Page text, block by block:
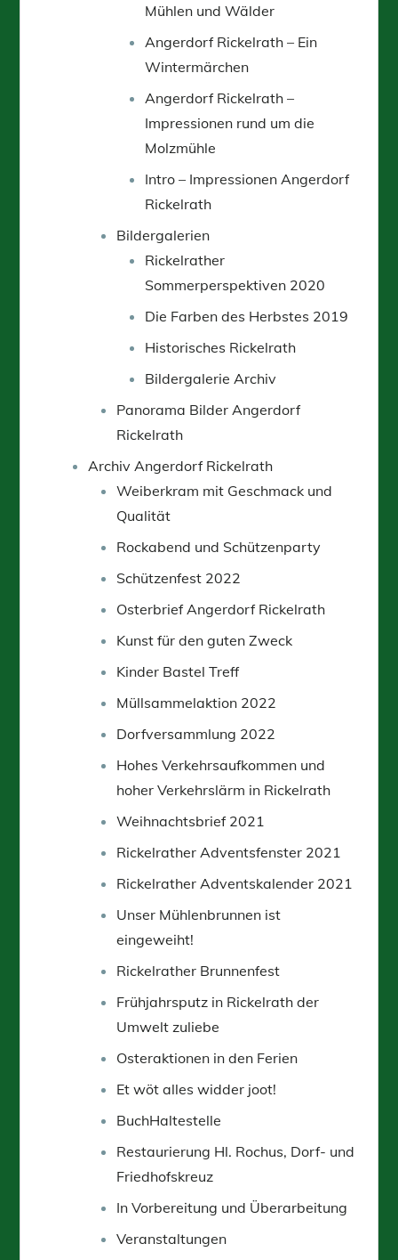
Mühlen und Wälder
Angerdorf Rickelrath – Ein
Wintermärchen
Angerdorf Rickelrath –
Impressionen rund um die
Molzmühle
Intro – Impressionen Angerdorf
Rickelrath
Bildergalerien
Rickelrather
Sommerperspektiven 2020
Die Farben des Herbstes 2019
Historisches Rickelrath
Bildergalerie Archiv
Panorama Bilder Angerdorf
Rickelrath
Archiv Angerdorf Rickelrath
Weiberkram mit Geschmack und
Qualität
Rockabend und Schützenparty
Schützenfest 2022
Osterbrief Angerdorf Rickelrath
Kunst für den guten Zweck
Kinder Bastel Treff
Müllsammelaktion 2022
Dorfversammlung 2022
Hohes Verkehrsaufkommen und
hoher Verkehrslärm in Rickelrath
Weihnachtsbrief 2021
Rickelrather Adventsfenster 2021
Rickelrather Adventskalender 2021
Unser Mühlenbrunnen ist
eingeweiht!
Rickelrather Brunnenfest
Frühjahrsputz in Rickelrath der
Umwelt zuliebe
Osteraktionen in den Ferien
Et wöt alles widder joot!
BuchHaltestelle
Restaurierung Hl. Rochus, Dorf- und
Friedhofskreuz
In Vorbereitung und Überarbeitung
Veranstaltungen